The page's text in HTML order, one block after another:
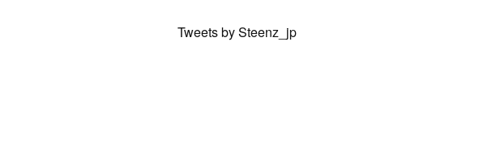
Tweets by Steenz_jp